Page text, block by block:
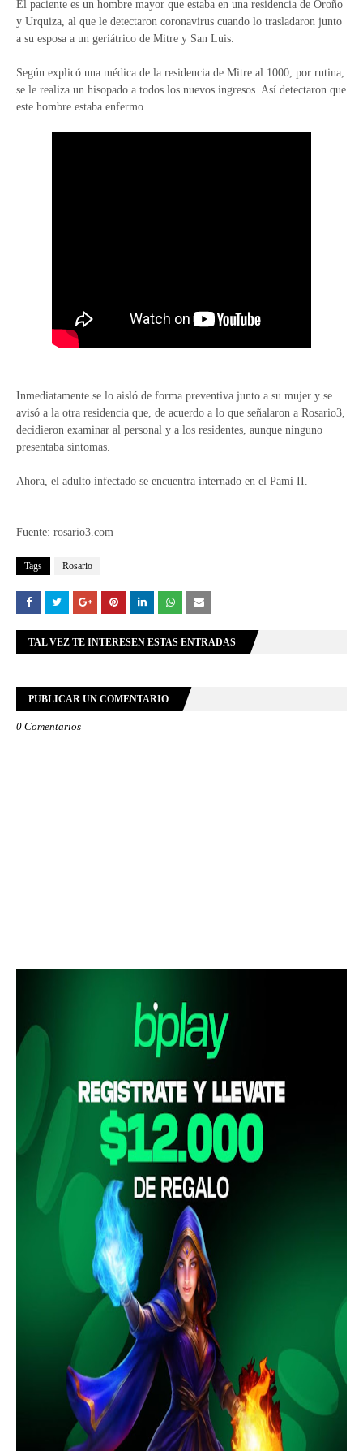
El paciente es un hombre mayor que estaba en una residencia de Oroño
y Urquiza, al que le detectaron coronavirus cuando lo trasladaron junto
a su esposa a un geriátrico de Mitre y San Luis.
Según explicó una médica de la residencia de Mitre al 1000, por rutina,
se le realiza un hisopado a todos los nuevos ingresos. Así detectaron que
este hombre estaba enfermo.
Inmediatamente se lo aisló de forma preventiva junto a su mujer y se
avisó a la otra residencia que, de acuerdo a lo que señalaron a Rosario3,
decidieron examinar al personal y a los residentes, aunque ninguno
presentaba síntomas.
Ahora, el adulto infectado se encuentra internado en el Pami II.
Fuente: rosario3.com
Tags Rosario
TAL VEZ TE INTERESEN ESTAS ENTRADAS
PUBLICAR UN COMENTARIO
0 Comentarios